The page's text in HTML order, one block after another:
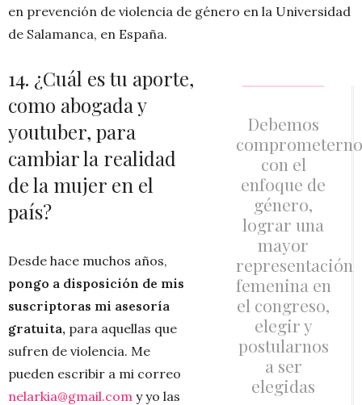
en prevención de violencia de género en la Universidad
de Salamanca, en España.
Debemos
con el
enfoque de
género,
lograr una
mayor
representación
femenina en
el congreso,
elegir y
postularnos
a ser
elegidas
14. ¿Cuál es tu aporte,
como abogada y
youtuber, para
cambiar la realidad
de la mujer en el
país?
Desde hace muchos años,
pongo a disposición de mis
suscriptoras mi asesoría
gratuita, para aquellas que
sufren de violencia. Me
pueden escribir a mi correo
nelarkia@gmail.com y yo las